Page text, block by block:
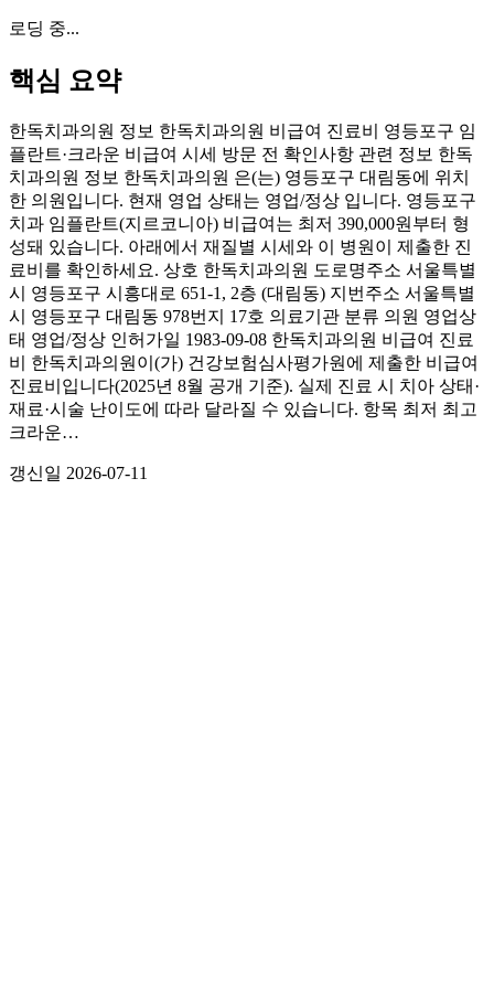
로딩 중...
핵심 요약
한독치과의원 정보 한독치과의원 비급여 진료비 영등포구 임
플란트·크라운 비급여 시세 방문 전 확인사항 관련 정보 한독
치과의원 정보 한독치과의원 은(는) 영등포구 대림동에 위치
한 의원입니다. 현재 영업 상태는 영업/정상 입니다. 영등포구
치과 임플란트(지르코니아) 비급여는 최저 390,000원부터 형
성돼 있습니다. 아래에서 재질별 시세와 이 병원이 제출한 진
료비를 확인하세요. 상호 한독치과의원 도로명주소 서울특별
시 영등포구 시흥대로 651-1, 2층 (대림동) 지번주소 서울특별
시 영등포구 대림동 978번지 17호 의료기관 분류 의원 영업상
태 영업/정상 인허가일 1983-09-08 한독치과의원 비급여 진료
비 한독치과의원이(가) 건강보험심사평가원에 제출한 비급여
진료비입니다(2025년 8월 공개 기준). 실제 진료 시 치아 상태·
재료·시술 난이도에 따라 달라질 수 있습니다. 항목 최저 최고
크라운…
갱신일 2026-07-11